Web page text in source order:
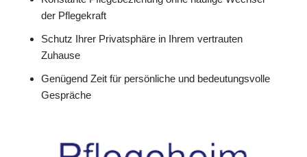
der Pflegekraft
Schutz Ihrer Privatsphäre in Ihrem vertrauten
Zuhause
Genügend Zeit für persönliche und bedeutungsvolle
Gespräche